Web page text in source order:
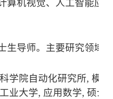
算机视觉、人工智能应用
生导师。主要研究领域
学院自动化研究所, 模
业大学, 应用数学, 硕士